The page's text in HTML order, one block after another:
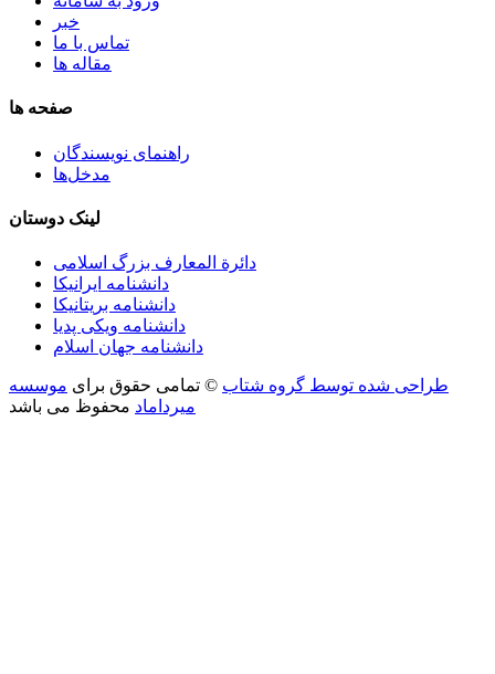
خبر
تماس با ما
مقاله ها
صفحه ها
راهنمای نویسندگان
مدخل‌ها
لینک دوستان
دائرة المعارف بزرگ اسلامی
دانشنامه ایرانیکا
دانشنامه بریتانیکا
دانشنامه ویکی پدیا
دانشنامه جهان اسلام
طراحی شده توسط گروه شتاب © تمامی حقوق برای موسسه
میرداماد محفوظ می باشد